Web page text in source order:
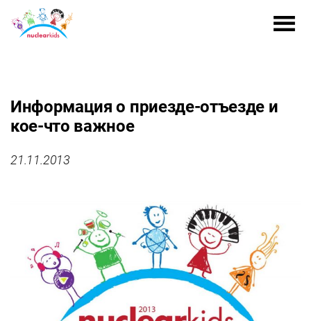
Информация о приезде-отъезде и
кое-что важное
21.11.2013